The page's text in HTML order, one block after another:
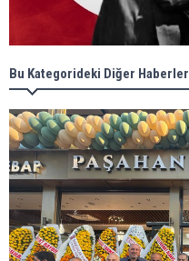
Bu Kategorideki Diğer Haberler